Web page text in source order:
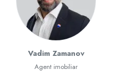
Vadim Zamanov
Agent imobiliar